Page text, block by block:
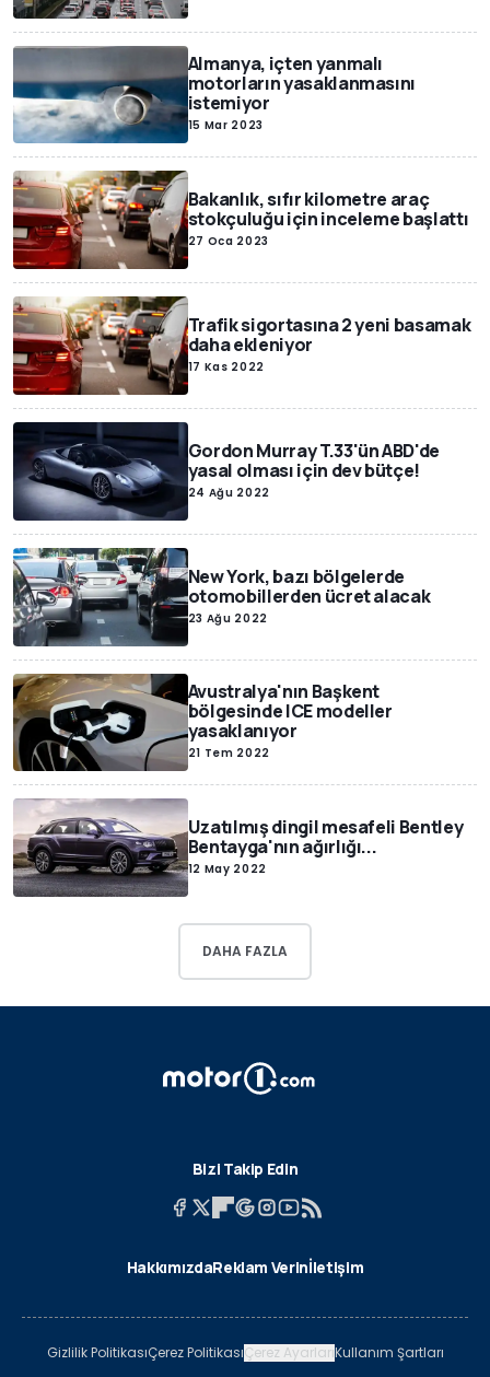
Almanya, içten yanmalı
motorların yasaklanmasını
istemiyor
15 Mar 2023
Bakanlık, sıfır kilometre araç
stokçuluğu için inceleme başlattı
27 Oca 2023
Trafik sigortasına 2 yeni basamak
daha ekleniyor
17 Kas 2022
Gordon Murray T.33'ün ABD'de
yasal olması için dev bütçe!
24 Ağu 2022
New York, bazı bölgelerde
otomobillerden ücret alacak
23 Ağu 2022
Avustralya'nın Başkent
bölgesinde ICE modeller
yasaklanıyor
21 Tem 2022
Uzatılmış dingil mesafeli Bentley
Bentayga'nın ağırlığı...
12 May 2022
DAHA FAZLA
Bizi Takip Edin
HakkımızdaReklam Verinİletişim
Gizlilik PolitikasıÇerez PolitikasıÇerez AyarlarıKullanım Şartları